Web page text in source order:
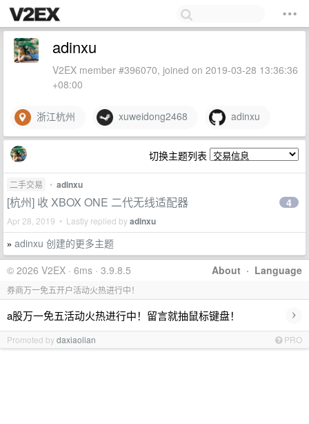
adinxu
V2EX member #396070, joined on 2019-03-28 13:36:36
+08:00
浙江杭州 xuweidong2468 adinxu
切换主题列表
二手交易 • adinxu
[杭州] 收 XBOX ONE 二代无线适配器
Apr 28, 2019 • Lastly replied byadinxu
4
» adinxu 创建的更多主题
About · Language
© 2026 V2EX · 6ms · 3.9.8.5
券商万一免五开户活动火热进行中！
a股万一免五活动火热进行中！留言就抽鼠标键盘！ ›
Promoted bydaxiaolian PRO